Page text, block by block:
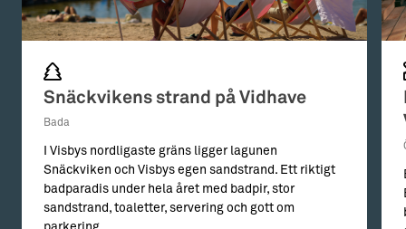
Snäckvikens strand på Vidhave
Bada
I Visbys nordligaste gräns ligger lagunen
Snäckviken och Visbys egen sandstrand. Ett riktigt
badparadis under hela året med badpir, stor
sandstrand, toaletter, servering och gott om